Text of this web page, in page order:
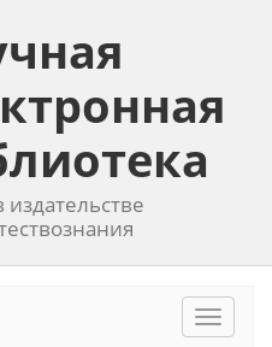
Toggle